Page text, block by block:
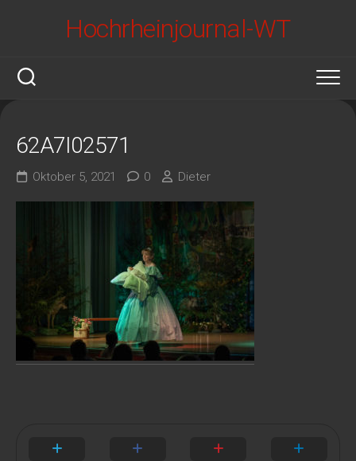
Hochrheinjournal-WT
62A7I02571
Oktober 5, 2021 0 Dieter